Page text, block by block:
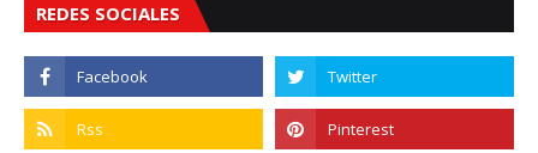
REDES SOCIALES